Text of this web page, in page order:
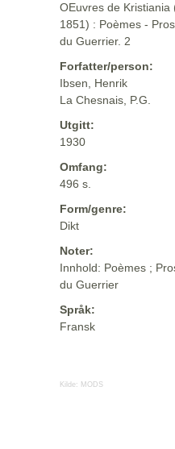
OEuvres de Kristiania
1851) : Poèmes -
du Guerrier. 2
Forfatter/person:
Ibsen, Henrik
La Chesnais, P.G.
Utgitt:
1930
Omfang:
496 s.
Form/genre:
Dikt
Noter:
Innhold: Poèmes ;
du Guerrier
Språk:
Fransk
Kilde: MODS